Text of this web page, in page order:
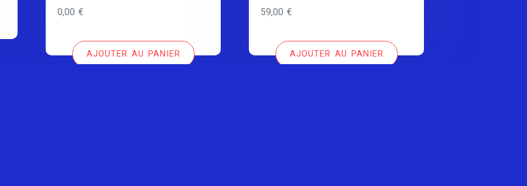
0,00€
AJOUTER AU PANIER
59,00€
AJOUTER AU PANIER